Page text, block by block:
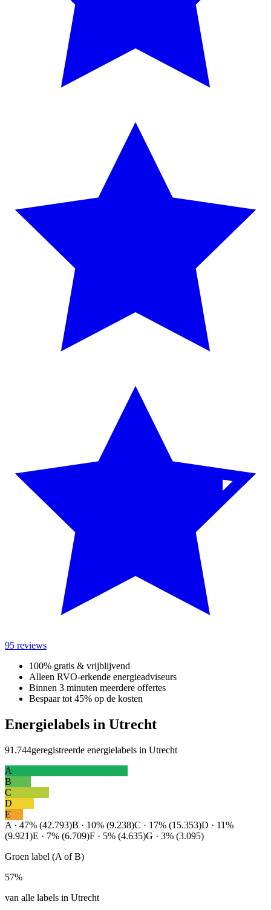
95 reviews
100% gratis & vrijblijvend
Alleen RVO-erkende energieadviseurs
Binnen 3 minuten meerdere offertes
Bespaar tot 45% op de kosten
Energielabels in Utrecht
91.744geregistreerde energielabels in Utrecht
A
B
C
D
E
A · 47% (42.793)B · 10% (9.238)C · 17% (15.353)D · 11%
(9.921)E · 7% (6.709)F · 5% (4.635)G · 3% (3.095)
Groen label (A of B)
57%
van alle labels in Utrecht